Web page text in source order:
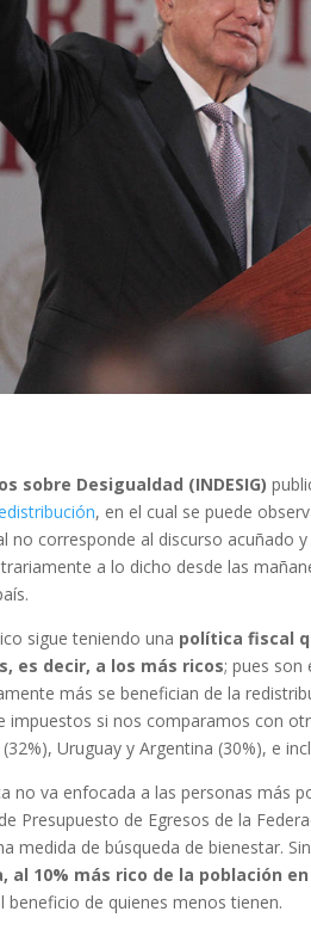
sobre Desigualdad (INDESIG)
, en el cual se puede
no corresponde al discurso acuñado
a lo dicho desde las
sigue teniendo una política fiscal
es decir, a los más ricos; pues son
más se benefician de la
impuestos si nos comparamos con
Uruguay y Argentina (30%), e
no va enfocada a las personas más
Presupuesto de Egresos de la
medida de búsqueda de bienestar.
al 10% más rico de la población
de quienes menos tienen.